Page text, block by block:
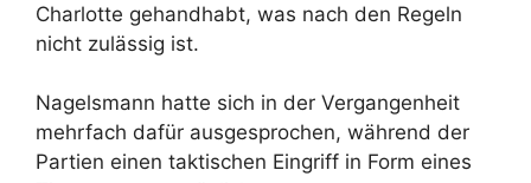
Charlotte gehandhabt, was nach den Regeln
nicht zulässig ist.
Nagelsmann hatte sich in der Vergangenheit
mehrfach dafür ausgesprochen, während der
Partien einen taktischen Eingriff in Form eines